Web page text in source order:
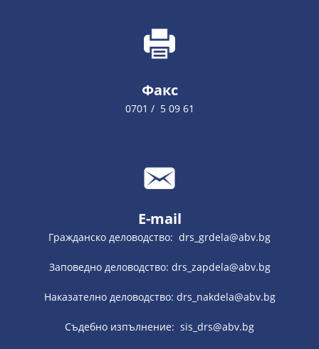
Факс
0701 / 5 09 61
E-mail
Гражданско деловодство: drs_grdela@abv.bg
Заповедно деловодство: drs_zapdela@abv.bg
Наказателно деловодство: drs_nakdela@abv.bg
Съдебно изпълнение: sis_drs@abv.bg